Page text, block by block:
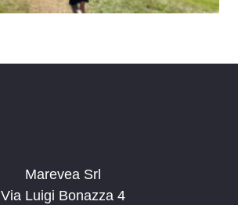
Marevea Srl
Via Luigi Bonazza 4